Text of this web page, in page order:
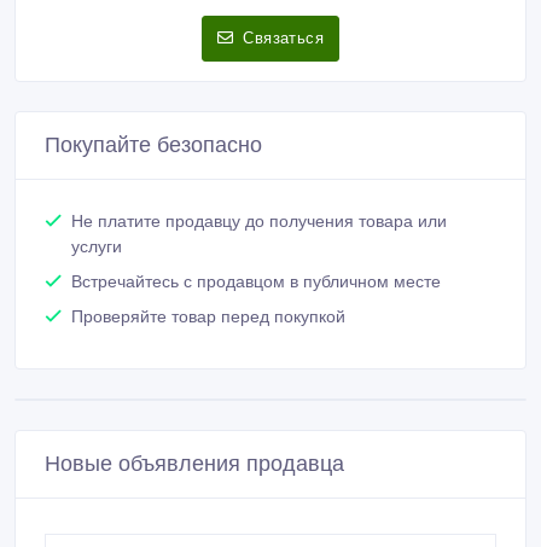
Связаться
Покупайте безопасно
Не платите продавцу до получения товара или
услуги
Встречайтесь с продавцом в публичном месте
Проверяйте товар перед покупкой
Новые объявления продавца